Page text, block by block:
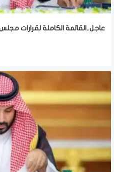
عاجل..القائمة الكاملة لقرارات مجلس